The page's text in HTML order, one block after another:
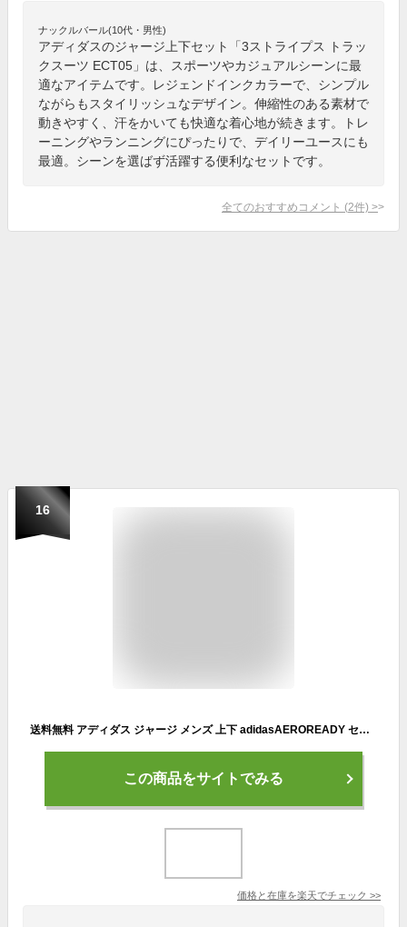
ナックルバール(10代・男性)
アディダスのジャージ上下セット「3ストライプス トラッ
クスーツ ECT05」は、スポーツやカジュアルシーンに最
適なアイテムです。レジェンドインクカラーで、シンプル
ながらもスタイリッシュなデザイン。伸縮性のある素材で
動きやすく、汗をかいても快適な着心地が続きます。トレ
ーニングやランニングにぴったりで、デイリーユースにも
最適。シーンを選ばず活躍する便利なセットです。
全てのおすすめコメント (2件) >
16
送料無料 アディダス ジャージ メンズ 上下 adidasAEROREADY セレーノ カット スリーストライプス トラックスーツ セットアップ 男性用 ジャージー 上下組 吸汗速乾 トレーニング 運動 スポーツウェア トラックジャケット ロングパンツ ブランド アパレル/KNA81
この商品をサイトでみる
価格と在庫を楽天でチェック >>